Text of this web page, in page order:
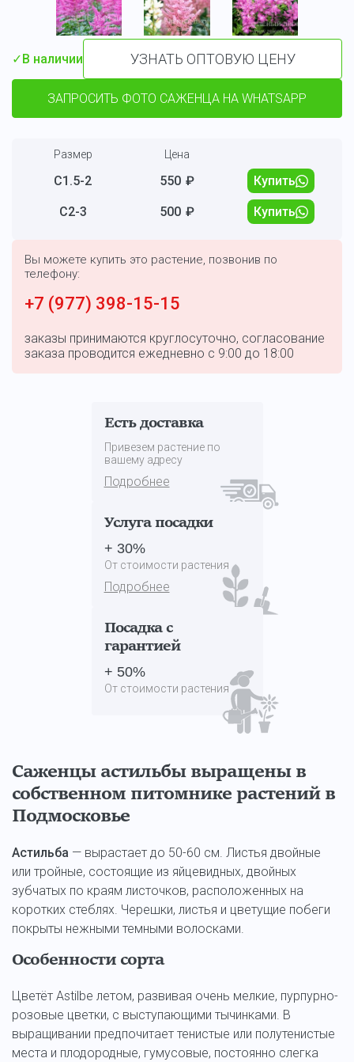
✓В наличии УЗНАТЬ ОПТОВУЮ ЦЕНУ
ЗАПРОСИТЬ ФОТО САЖЕНЦА НА WHATSAPP
Размер Цена
С1.5-2 550 ₽ Купить
С2-3 500 ₽ Купить
Вы можете купить это растение, позвонив по
телефону:
+7 (977) 398-15-15
заказы принимаются круглосуточно, согласование
заказа проводится ежедневно с 9:00 до 18:00
Есть доставка
Привезем растение по
вашему адресу
Подробнее
Услуга посадки
+ 30%
От стоимости растения
Подробнее
Посадка с
гарантией
+ 50%
От стоимости растения
Саженцы астильбы выращены в
собственном питомнике растений в
Подмосковье
Астильба — вырастает до 50-60 см. Листья двойные
или тройные, состоящие из яйцевидных, двойных
зубчатых по краям листочков, расположенных на
коротких стеблях. Черешки, листья и цветущие побеги
покрыты нежными темными волосками.
Особенности сорта
Цветёт Astilbe летом, развивая очень мелкие, пурпурно-
розовые цветки, с выступающими тычинками. В
выращивании предпочитает тенистые или полутенистые
места и плодородные, гумусовые, постоянно слегка